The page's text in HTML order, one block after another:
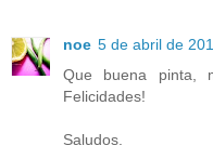
noe 5 de abril de
Que buena pinta,
Felicidades!
Saludos.